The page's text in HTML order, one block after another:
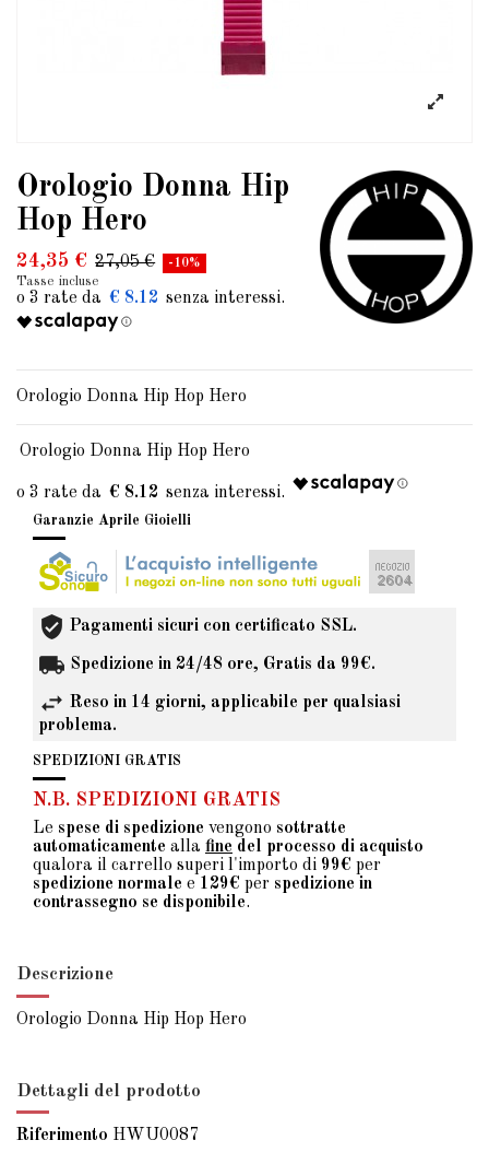
Orologio Donna Hip
Hop Hero
24,35 € 27,05 € -10%
Tasse incluse
€ 8.12
Orologio Donna Hip Hop Hero
Orologio Donna Hip Hop Hero
€ 8.12
Garanzie Aprile Gioielli
Pagamenti sicuri con certificato SSL.
Spedizione in 24/48 ore, Gratis da 99€.
Reso in 14 giorni, applicabile per qualsiasi
problema.
SPEDIZIONI GRATIS
N.B. SPEDIZIONI GRATIS
Le spese di spedizione vengono sottratte
automaticamente alla fine del processo di acquisto
qualora il carrello superi l'importo di 99€ per
spedizione normale e 129€ per spedizione in
contrassegno se disponibile.
Descrizione
Orologio Donna Hip Hop Hero
Dettagli del prodotto
Riferimento HWU0087